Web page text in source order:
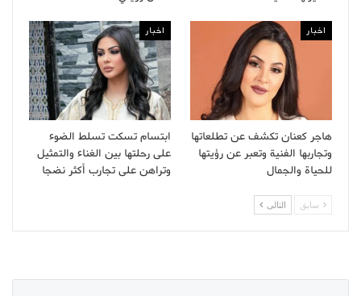
اخبار
هاجر كعنان تكشف عن تطلعاتها
وتجاربها الفنية وتعبر عن رؤيتها
للحياة والجمال
اخبار
ابتسام تسكت تسلط الضوء
على رحلتها بين الغناء والتمثيل
وتراهن على تجارب أكثر نضجا
سابق التالى